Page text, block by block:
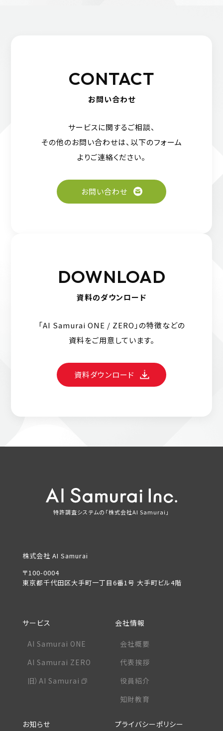
CONTACT
お問い合わせ
サービスに関するご相談、
その他のお問い合わせは、 以下のフォーム
よりご連絡ください。
お問い合わせ
DOWNLOAD
資料のダウンロード
「AI Samurai ONE / ZERO」の特徴などの
資料をご用意しています。
資料ダウンロード
特許調査システムの「株式会社AI Samurai」
株式会社 AI Samurai
〒100-0004
東京都千代田区大手町一丁目6番1号 大手町ビル4階
サービス
AI Samurai ONE
AI Samurai ZERO
旧）AI Samurai
会社情報
会社概要
代表挨拶
役員紹介
知財教育
お知らせ プライバシーポリシー